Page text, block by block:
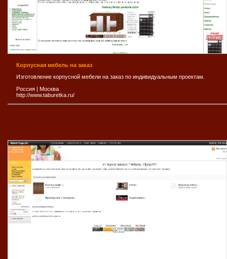
Корпусная мебель на заказ
Изготовление корпусной мебели на заказ по индивидуальным проектам.
Россия | Москва
http://www.taburetka.ru/